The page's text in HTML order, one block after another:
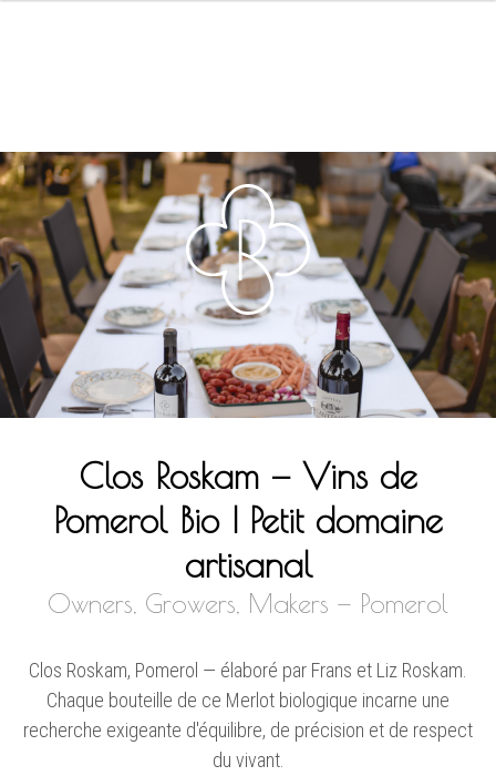
Clos Roskam — Vins de
Pomerol Bio | Petit domaine
artisanal
Owners, Growers, Makers — Pomerol
Clos Roskam, Pomerol — élaboré par Frans et Liz Roskam.
Chaque bouteille de ce Merlot biologique incarne une
recherche exigeante d'équilibre, de précision et de respect
du vivant.